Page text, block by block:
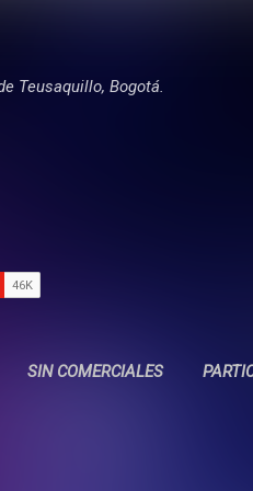
Teusaquillo, Bogotá.
SIN COMERCIALES